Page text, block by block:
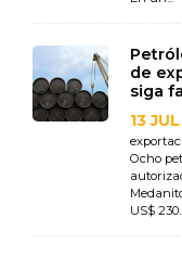
de
siga
13 JUL
Ocho
US$